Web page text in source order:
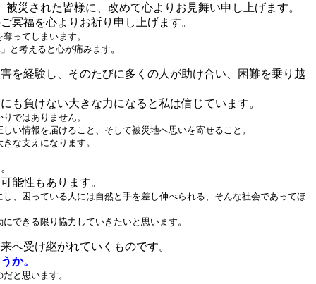
災された皆様に、 改めて心よりお見舞い申し上げます。
冥福を心よりお祈り申し上げます。
ってしまいます。
と考えると心が痛みます。
を経験し、そのたびに多くの人が助け合い、困難を乗り越
も負けない大きな力になると私は信じています。
ではありません。
い情報を届けること、そして被災地へ思いを寄せること。
な支えになります。
能性もあります。
、困っている人には自然と手を差し伸べられる、そんな社会であってほ
できる限り協力していきたいと思います。
へ受け継がれていくものです。
か。
と思います。